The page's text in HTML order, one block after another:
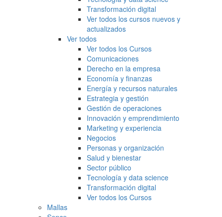
Transformación digital
Ver todos los cursos nuevos y
actualizados
Ver todos
Ver todos los Cursos
Comunicaciones
Derecho en la empresa
Economía y finanzas
Energía y recursos naturales
Estrategia y gestión
Gestión de operaciones
Innovación y emprendimiento
Marketing y experiencia
Negocios
Personas y organización
Salud y bienestar
Sector público
Tecnología y data science
Transformación digital
Ver todos los Cursos
Mallas